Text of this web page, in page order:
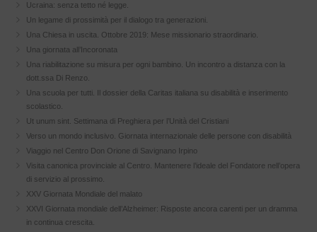
Ucraina: senza tetto né legge.
Un legame di prossimità per il dialogo tra generazioni.
Una Chiesa in uscita. Ottobre 2019: Mese missionario straordinario.
Una giornata all’Incoronata
Una riabilitazione su misura per ogni bambino. Un incontro a distanza con la
dott.ssa Di Renzo.
Una scuola per tutti. Il dossier della Caritas italiana su disabilità e inserimento
scolastico.
Ut unum sint. Settimana di Preghiera per l’Unità del Cristiani
Verso un mondo inclusivo. Giornata internazionale delle persone con disabilità
Viaggio nel Centro Don Orione di Savignano Irpino
Visita canonica provinciale al Centro. Mantenere l’ideale del Fondatore nell’opera
di servizio al prossimo.
XXV Giornata Mondiale del malato
XXVI Giornata mondiale dell’Alzheimer: Risposte ancora carenti per un dramma
in continua crescita.